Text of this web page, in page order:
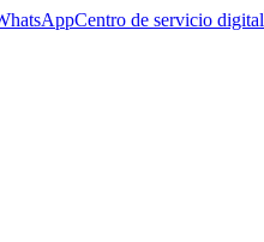
Centro de servicio digital